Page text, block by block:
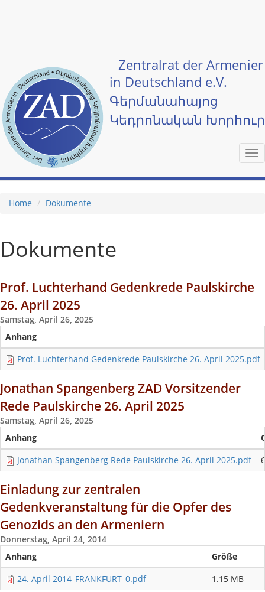
Zentralrat der Armenier
in Deutschland e.V.
Գերմանահայոց
Կեդրոնական
Home Dokumente
Dokumente
Prof. Luchterhand Gedenkrede Paulskirche
26. April 2025
Samstag, April 26, 2025
Anhang
Prof. Luchterhand Gedenkrede Paulskirche 26. April 2025.pdf
Jonathan Spangenberg ZAD Vorsitzender
Rede Paulskirche 26. April 2025
Samstag, April 26, 2025
Anhang
Jonathan Spangenberg Rede Paulskirche 26. April 2025.pdf
Einladung zur zentralen
Gedenkveranstaltung für die Opfer des
Genozids an den Armeniern
Donnerstag, April 24, 2014
Anhang
Größe
24. April 2014_FRANKFURT_0.pdf
1.15 MB